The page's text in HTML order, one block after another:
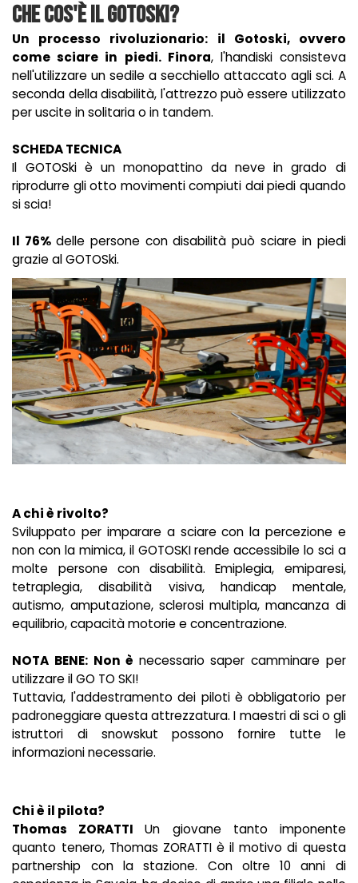
Che cos'è IL GOTOSki?
Un processo rivoluzionario: il Gotoski, ovvero
come sciare in piedi. Finora, l'handiski consisteva
nell'utilizzare un sedile a secchiello attaccato agli sci. A
seconda della disabilità, l'attrezzo può essere utilizzato
per uscite in solitaria o in tandem.
SCHEDA TECNICA
Il GOTOSki è un monopattino da neve in grado di
riprodurre gli otto movimenti compiuti dai piedi quando
si scia!
Il 76% delle persone con disabilità può sciare in piedi
grazie al GOTOSki.
A chi è rivolto?
Sviluppato per imparare a sciare con la percezione e
non con la mimica, il GOTOSKI rende accessibile lo sci a
molte persone con disabilità. Emiplegia, emiparesi,
tetraplegia, disabilità visiva, handicap mentale,
autismo, amputazione, sclerosi multipla, mancanza di
equilibrio, capacità motorie e concentrazione.
NOTA BENE: Non è necessario saper camminare per
utilizzare il GO TO SKI!
Tuttavia, l'addestramento dei piloti è obbligatorio per
padroneggiare questa attrezzatura. I maestri di sci o gli
istruttori di snowskut possono fornire tutte le
informazioni necessarie.
Chi è il pilota?
Thomas ZORATTIUn giovane tanto imponente
quanto tenero, Thomas ZORATTI è il motivo di questa
partnership con la stazione. Con oltre 10 anni di